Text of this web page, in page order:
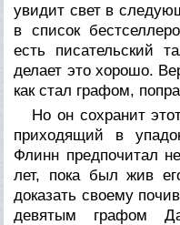
увидит свет в
в список
есть писательский
делает это хорошо.
как стал графом,
Но он сохранит
приходящий в
Флинн предпочитал
лет, пока был жив
доказать своему
девятым графом